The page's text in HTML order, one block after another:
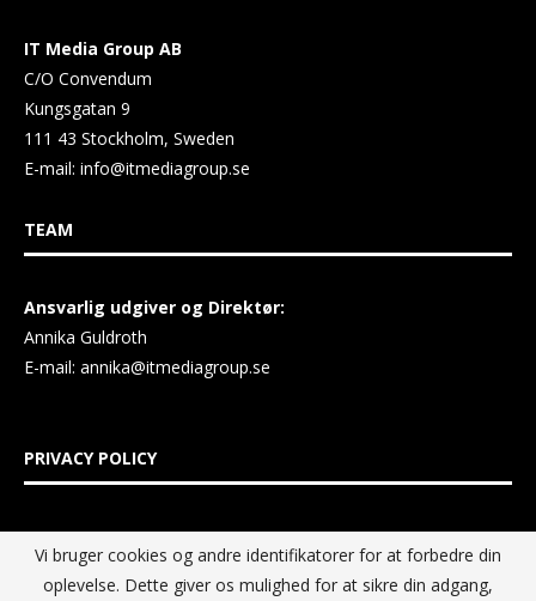
IT Media Group AB
C/O Convendum
Kungsgatan 9
111 43 Stockholm, Sweden
E-mail: info@itmediagroup.se
TEAM
Ansvarlig udgiver og Direktør:
Annika Guldroth
E-mail: annika@itmediagroup.se
PRIVACY POLICY
IT MEDIA GROUP Data Privacy Policy
Vi bruger cookies og andre identifikatorer for at forbedre din
oplevelse. Dette giver os mulighed for at sikre din adgang,